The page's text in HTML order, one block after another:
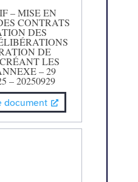
– MISE EN
CONTRATS
DES
DE
LES
– 29
– 20250929
document